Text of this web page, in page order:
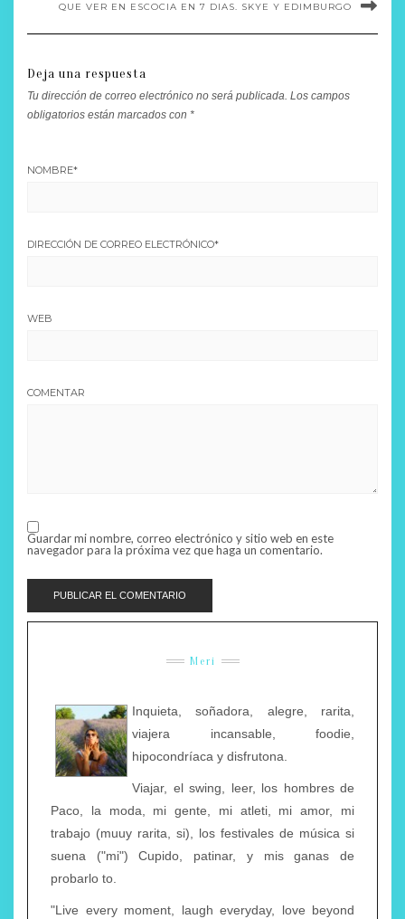
QUE VER EN ESCOCIA EN 7 DIAS. SKYE Y EDIMBURGO
Deja una respuesta
Tu dirección de correo electrónico no será publicada. Los campos
obligatorios están marcados con *
NOMBRE*
DIRECCIÓN DE CORREO ELECTRÓNICO*
WEB
COMENTAR
Guardar mi nombre, correo electrónico y sitio web en este
navegador para la próxima vez que haga un comentario.
Meri
Inquieta, soñadora, alegre, rarita,
viajera incansable, foodie,
hipocondríaca y disfrutona.
Viajar, el swing, leer, los hombres de
Paco, la moda, mi gente, mi atleti, mi amor, mi
trabajo (muuy rarita, si), los festivales de música si
suena ("mi") Cupido, patinar, y mis ganas de
probarlo to.
"Live every moment, laugh everyday, love beyond